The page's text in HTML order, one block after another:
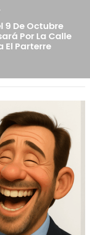
9 De Octubre
Por La Calle
El Parterre